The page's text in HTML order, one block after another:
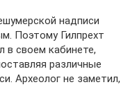
надписи
Поэтому Гилпрехт
в своем кабинете,
различные
Археолог не заметил,